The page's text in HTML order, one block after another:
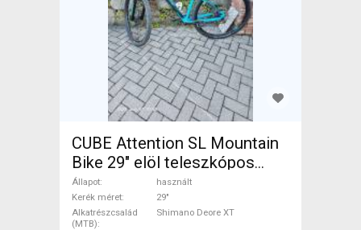
CUBE Attention SL Mountain
Bike 29" elöl teleszkópos
Shimano Deore XT használt
ELADÓ
Állapot
használt
Kerék méret
29"
Alkatrészcsalád
(MTB)
Shimano Deore XT